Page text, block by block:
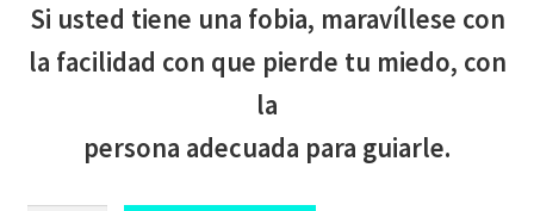
was:
$ 80,00.
is:
$ 10,00.
Si usted tiene una fobia, maravíllese con
la facilidad con que pierde tu miedo, con
la
persona adecuada para guiarle.